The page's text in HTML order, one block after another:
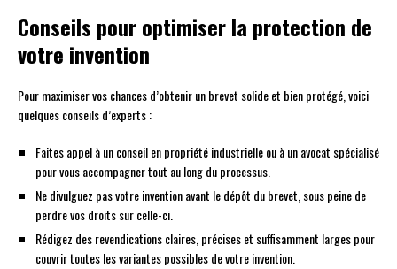
Conseils pour optimiser la protection de
votre invention
Pour maximiser vos chances d’obtenir un brevet solide et bien protégé, voici
quelques conseils d’experts :
Faites appel à un conseil en propriété industrielle ou à un avocat spécialisé
pour vous accompagner tout au long du processus.
Ne divulguez pas votre invention avant le dépôt du brevet, sous peine de
perdre vos droits sur celle-ci.
Rédigez des revendications claires, précises et suffisamment larges pour
couvrir toutes les variantes possibles de votre invention.